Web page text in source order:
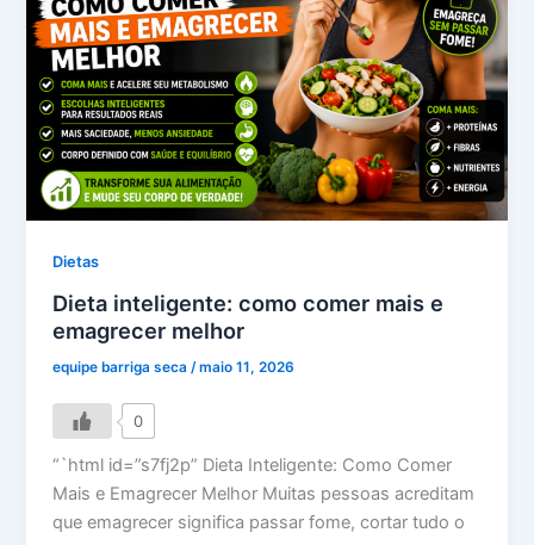
Dietas
Dieta inteligente: como comer mais e
emagrecer melhor
equipe barriga seca /maio 11, 2026
0
“`html id=”s7fj2p” Dieta Inteligente: Como Comer
Mais e Emagrecer Melhor Muitas pessoas acreditam
que emagrecer significa passar fome, cortar tudo o